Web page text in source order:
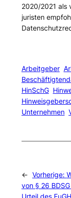
2020/2021 als
juristen
Arbeitgeber
HinSchG
Unternehmen
← Vorherige:
von § 26